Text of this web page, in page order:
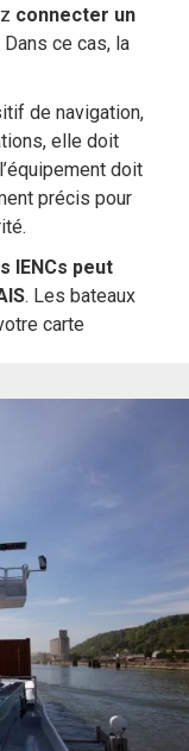
connecter un
Dans ce cas, la
de navigation,
elle doit
doit
précis pour
IENCs peut
. Les bateaux
carte